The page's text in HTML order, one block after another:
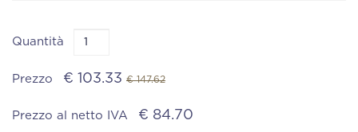
Quantità
Prezzo € 103.33 € 147.62
Prezzo al netto IVA € 84.70